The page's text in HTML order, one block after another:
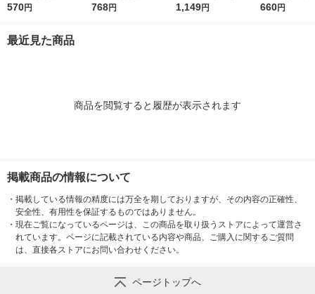
るおい 詰め替え 480
570円
体 やさしいフレッシ
768円
の香り 詰め替え 大容
1,149円
ド用ボディウ
660円
最近見た商品
商品を閲覧すると履歴が表示されます
掲載商品の情報について
・ 掲載している情報の精度には万全を期しておりますが、その内容の正確性、
安全性、有用性を保証するものではありません。
・ 現在ご覧になっているページは、この商品を取り扱うストアによって運営さ
れています。ページに記載されている内容や商品、ご購入に関するご質問
は、直接各ストアにお問い合わせください。
ページトップへ